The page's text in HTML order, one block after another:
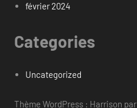
février 2024
Categories
Uncategorized
Thème WordPress : Harrison